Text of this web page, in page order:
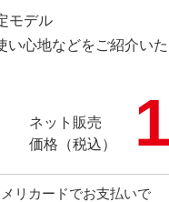
モデル
心地などをご紹介いた
ネット販売
価格（税込）
リカードでお支払いで